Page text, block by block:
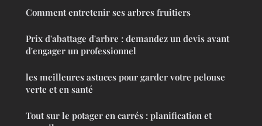
Comment entretenir ses arbres fruitiers
Prix d'abattage d'arbre : demandez un devis avant
d'engager un professionnel
les meilleures astuces pour garder votre pelouse
verte et en santé
Tout sur le potager en carrés : planification et